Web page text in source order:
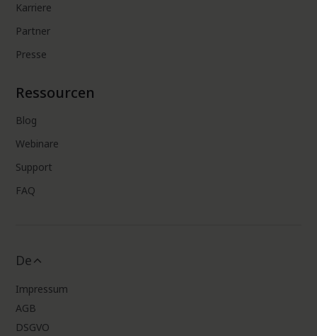
Karriere
Partner
Presse
Ressourcen
Blog
Webinare
Support
FAQ
Impressum
AGB
DSGVO
De